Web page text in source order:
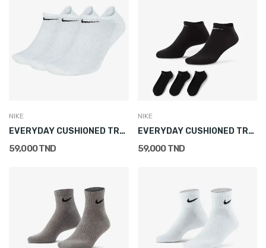
NIKE
EVERYDAY CUSHIONED TRAINING NO-SHOW SOCKS (3...
59,000 TND
NIKE
EVERYDAY CUSHIONED TRAINING NO-SHOW SOCKS (3...
59,000 TND